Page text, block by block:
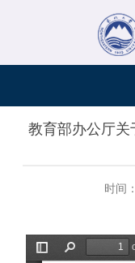
教育部办公厅
时间